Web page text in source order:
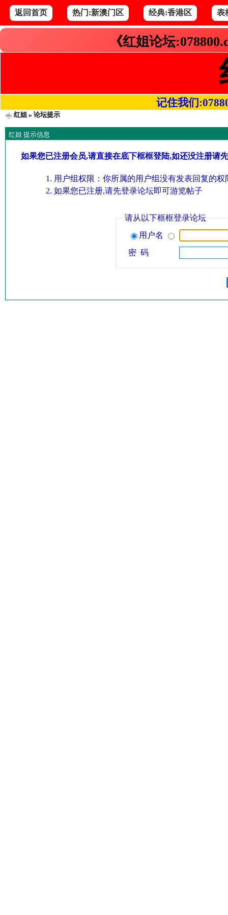
返回首页 热门:新澳门区 经典:香港区 表
《红姐论坛
记住我们
红姐» 论坛提示
红姐 提示信息
如果您已注册会员,请直接在底下框框登陆,如还没注册请
用户组权限：你所属的用户组没有发表回复的权
如果您已注册,请先登录论坛即可游览帖子
请从以下框框登录论坛
用户名
密 码